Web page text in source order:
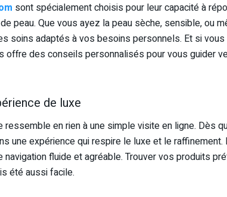
sont spécialement choisis pour leur capacité à
peau. Que vous ayez la peau sèche, sensible, ou
soins adaptés à vos besoins personnels. Et si
offre des conseils personnalisés pour vous guider
de luxe
ressemble en rien à une simple visite en ligne. Dès
une expérience qui respire le luxe et le raffinement.
navigation fluide et agréable. Trouver vos produits
été aussi facile.